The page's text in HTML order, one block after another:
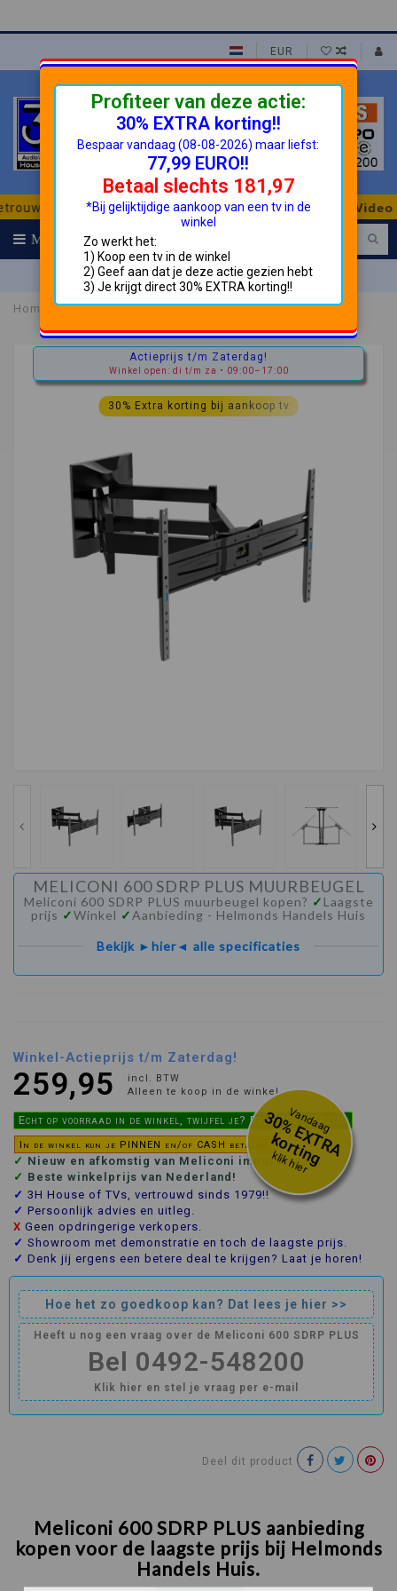
EUR
en Goedkoper!3H House of TVs Audio & Video-
MENU (0)
Gratis Persoonlijk Advies
Home Meliconi 600 SDRP PLUS muurbeugel
Actieprijs t/m Zaterdag!
Winkel open: di t/m za • 09:00–17:00
30% Extra korting bij aankoop tv
MELICONI 600 SDRP PLUS MUURBEUGEL
Meliconi 600 SDRP PLUS muurbeugel kopen? ✓ Laagste
prijs ✓Winkel ✓Aanbieding - Helmonds Handels Huis
Bekijk ►hier◄ alle specificaties
Winkel-Actieprijs t/m Zaterdag!
259,95
Vandaag
3
0
%
E
X
T
R
A
k
o
r
t
i
n
g
klik hier
Profiteer van deze actie:
30% EXTRA korting!!
Bespaar vandaag (08-08-2026) maar liefst:
77,99 EURO!!
Betaal slechts 181,97
*Bij gelijktijdige aankoop van een tv in de
winkel
Zo werkt het:
1) Koop een tv in de winkel
2) Geef aan dat je deze actie gezien hebt
3) Je krijgt direct 30% EXTRA korting!!
incl. BTW
Alleen te koop in de winkel
Echt op voorraad in de winkel, twijfel je? Bel 0492-548200
In de winkel kun je PINNEN en/of CASH betalen.
✓ Nieuw en afkomstig van Meliconi importeur NL
✓ Beste winkelprijs van Nederland!
✓ 3H House of TVs, vertrouwd sinds 1979!!
✓ Persoonlijk advies en uitleg.
X Geen opdringerige verkopers.
✓ Showroom met demonstratie en toch de laagste prijs.
✓ Denk jij ergens een betere deal te krijgen? Laat je horen!
Hoe het zo goedkoop kan? Dat lees je hier >>
Heeft u nog een vraag over de Meliconi 600 SDRP PLUS
Bel 0492-548200
Klik hier en stel je vraag per e-mail
Deel dit product
Meliconi 600 SDRP PLUS aanbieding
kopen voor de laagste prijs bij Helmonds
Handels Huis.